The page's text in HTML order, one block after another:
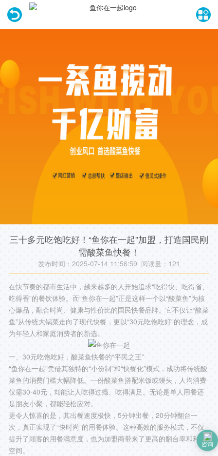
三十多元吃饱吃好！“鱼你在一起”加盟，打造国民刚
需酸菜鱼快餐！
发布时间：2025-07-14 11:56:59 阅读量： 121
在快节奏的都市生活中，越来越多的人开始追求“吃得快、吃得省、
吃得香”的餐饮体验。而“鱼你在一起”正是这样一个以“酸菜鱼”为核
心爆品，融合时尚、健康与性价比的国民快餐品牌。它不仅让“酸菜
鱼”从传统大锅菜走向了现代快餐，更以“30元吃饱吃好”的理念，成
为年轻人和家庭消费者的新选。
一、30元吃饱吃好，酸菜鱼快餐的“平民之王”
“鱼你在一起”凭借其独特的“小份制”和“快餐化”模式，成功将传统酸
菜鱼的消费门槛大幅降低。一份酸菜鱼搭配米饭或馒头，人均消费
仅需30-40元，却能让人吃得过瘾、吃得满足。无论是单人用餐还
是朋友小聚，都能轻松应对。
更令人惊喜的是，其出餐速度极快，5分钟出餐，20分钟翻台一
次，真正实现了“快时尚”的用餐体验。这种高效的服务模式，不仅
提升了顾客的用餐满意度，也为加盟商带来了更高的翻台率和利润
空间。
咨询